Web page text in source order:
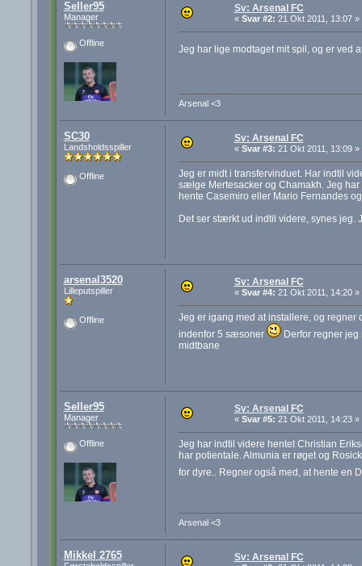
Seller95
Manager
Offline
Sv: Arsenal FC
« Svar #2: 21 Okt 2011, 13:07 »
Jeg har lige modtaget mit spil, og er ved
Arsenal <3
SC30
Landsholdsspiller
Offline
Sv: Arsenal FC
« Svar #3: 21 Okt 2011, 13:09 »
Jeg er midt i transfervinduet. Har indtil
sælge Mertesacker og Chamakh. Jeg
hente Casemiro eller Mario Fernandes
Det ser stærkt ud indtil videre, synes jeg.
arsenal3520
Lilleputspiller
Offline
Sv: Arsenal FC
« Svar #4: 21 Okt 2011, 14:20 »
Jeg er igang med at installere, og regner
indenfor 5 sæsoner
Derfor regner jeg
midtbane
Seller95
Manager
Offline
Sv: Arsenal FC
« Svar #5: 21 Okt 2011, 14:23 »
Jeg har indtil videre hentet Christian
har potientale. Almunia er røget og
for dyre.. Regner også med, at hente en
Arsenal <3
Mikkel 2765 Sv: Arsenal FC